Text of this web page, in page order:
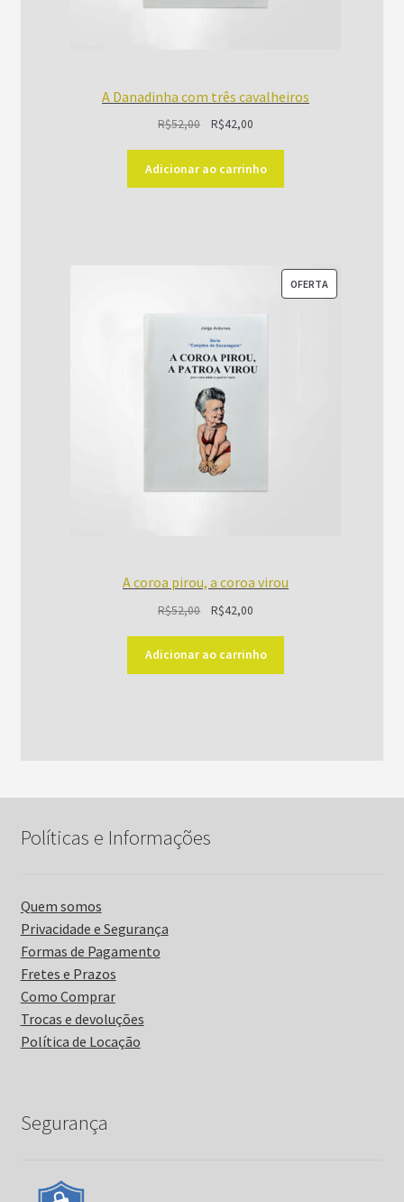
A Danadinha com três cavalheiros
R$52,00
original
era:
R$42,00O
atual
é:
Adicionar ao carrinho
OFERTAPRODUTO
A coroa pirou, a coroa virou
R$52,00
original
era:
R$42,00O
atual
é:
Adicionar ao carrinho
Políticas e Informações
Quem somos
Privacidade e Segurança
Formas de Pagamento
Fretes e Prazos
Como Comprar
Trocas e devoluções
Política de Locação
Segurança